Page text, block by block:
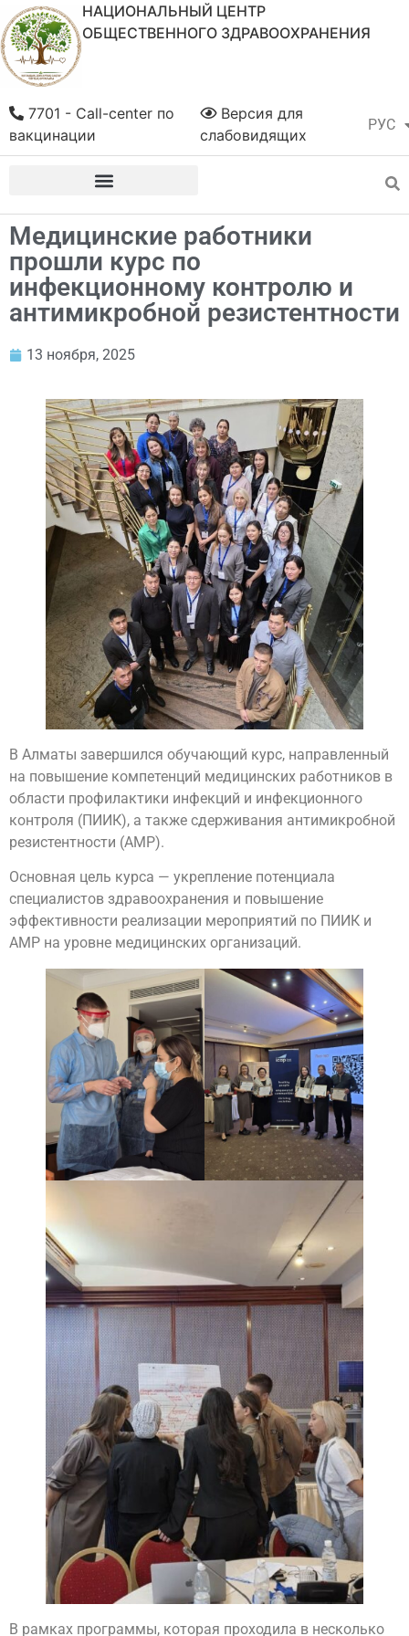
НАЦИОНАЛЬНЫЙ ЦЕНТР
ОБЩЕСТВЕННОГО ЗДРАВООХРАНЕНИЯ
РУС
ҚАЗ
Версия для
слабовидящих
7701 - Call-center по
вакцинации
Медицинские работники
прошли курс по
инфекционному контролю и
антимикробной резистентности
13 ноября, 2025
В Алматы завершился обучающий курс, направленный
на повышение компетенций медицинских работников в
области профилактики инфекций и инфекционного
контроля (ПИИК), а также сдерживания антимикробной
резистентности (АМР).
Основная цель курса — укрепление потенциала
специалистов здравоохранения и повышение
эффективности реализации мероприятий по ПИИК и
АМР на уровне медицинских организаций.
В рамках программы, которая проходила в несколько